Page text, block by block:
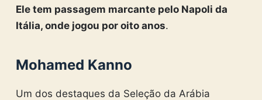
Ele tem passagem marcante pelo Napoli da
Itália, onde jogou por oito anos.
Mohamed Kanno
Um dos destaques da Seleção da Arábia